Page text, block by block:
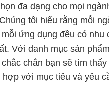
đa dạng cho mọi
tôi hiểu rằng mỗi
ứng dụng đều có nhu
Với danh mục sản
chắn bạn sẽ tìm
hợp với mục tiêu và yêu